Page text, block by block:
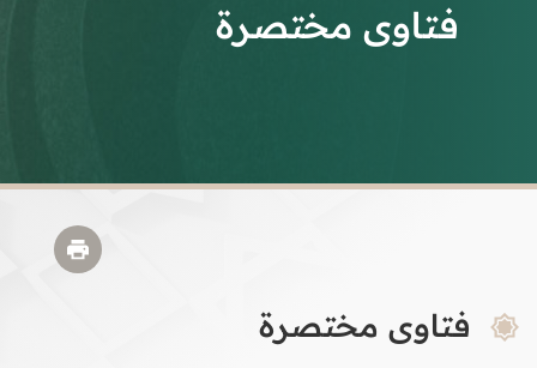
فتاوى مختصرة
فتاوى مختصرة